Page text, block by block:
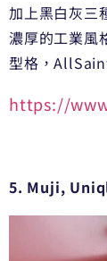
加上黑白灰三
濃厚的工業風
型格，
https://
5. Muji,